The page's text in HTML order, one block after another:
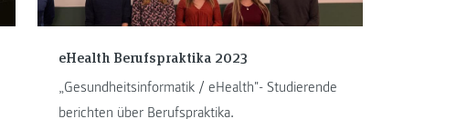
eHealth Berufspraktika 2023
„Gesundheitsinformatik / eHealth"- Studierende
berichten über Berufspraktika.